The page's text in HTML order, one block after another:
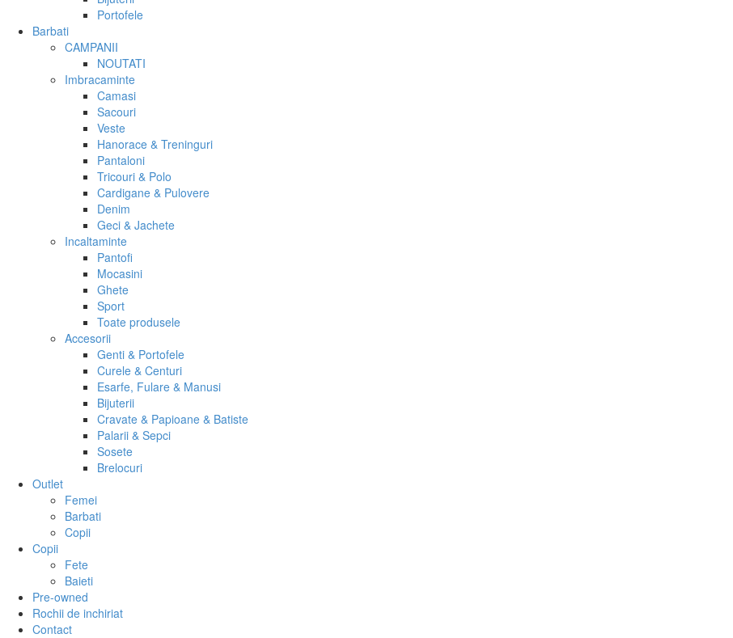
Portofele
Barbati
CAMPANII
NOUTATI
Imbracaminte
Camasi
Sacouri
Veste
Hanorace & Treninguri
Pantaloni
Tricouri & Polo
Cardigane & Pulovere
Denim
Geci & Jachete
Incaltaminte
Pantofi
Mocasini
Ghete
Sport
Toate produsele
Accesorii
Genti & Portofele
Curele & Centuri
Esarfe, Fulare & Manusi
Bijuterii
Cravate & Papioane & Batiste
Palarii & Sepci
Sosete
Brelocuri
Outlet
Femei
Barbati
Copii
Copii
Fete
Baieti
Pre-owned
Rochii de inchiriat
Contact